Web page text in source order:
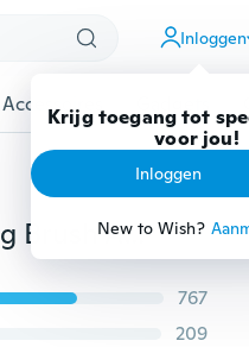
Inloggen
Krijg toegang tot
voor jou!
Inloggen
New to Wish?
2 stuks Super Soft Pet Finger Tandenborstel Teddy Dog Brush Addition Bad Breath Tartar Teeth Care Dog Cat Schoonmaakproducten
767
209